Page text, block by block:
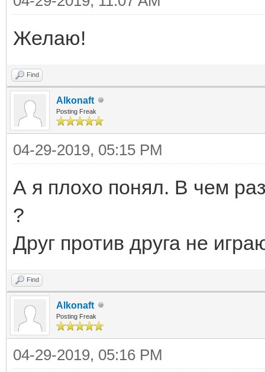
Желаю!
Find
Alkonaft
Posting Freak
04-29-2019, 05:15 PM
А я плохо понял. В чем
?
Друг против друга не
Find
Alkonaft
Posting Freak
04-29-2019, 05:16 PM